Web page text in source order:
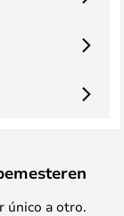
único a otro.